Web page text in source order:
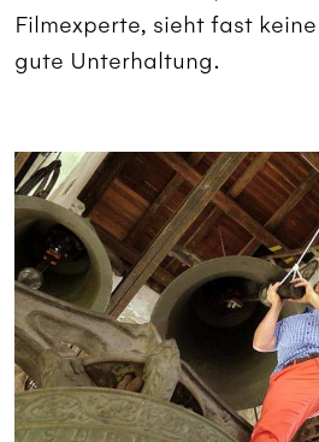
Filmexperte, sieht fast
gute Unterhaltung.